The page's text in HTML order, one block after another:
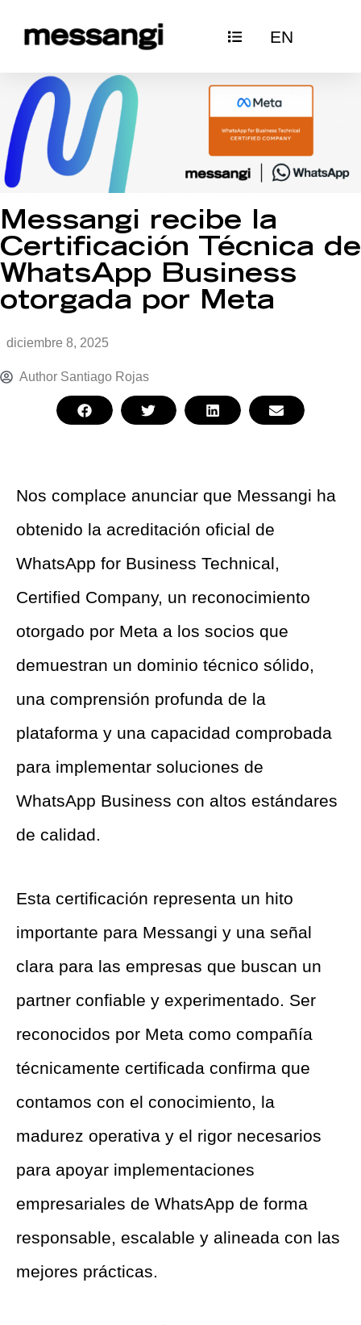
EN
Messangi recibe la
Certificación Técnica de
WhatsApp Business
otorgada por Meta
diciembre 8, 2025
Author Santiago Rojas
Nos complace anunciar que Messangi ha
obtenido la acreditación oficial de
WhatsApp for Business Technical,
Certified Company, un reconocimiento
otorgado por Meta a los socios que
demuestran un dominio técnico sólido,
una comprensión profunda de la
plataforma y una capacidad comprobada
para implementar soluciones de
WhatsApp Business con altos estándares
de calidad.
Esta certificación representa un hito
importante para Messangi y una señal
clara para las empresas que buscan un
partner confiable y experimentado. Ser
reconocidos por Meta como compañía
técnicamente certificada confirma que
contamos con el conocimiento, la
madurez operativa y el rigor necesarios
para apoyar implementaciones
empresariales de WhatsApp de forma
responsable, escalable y alineada con las
mejores prácticas.